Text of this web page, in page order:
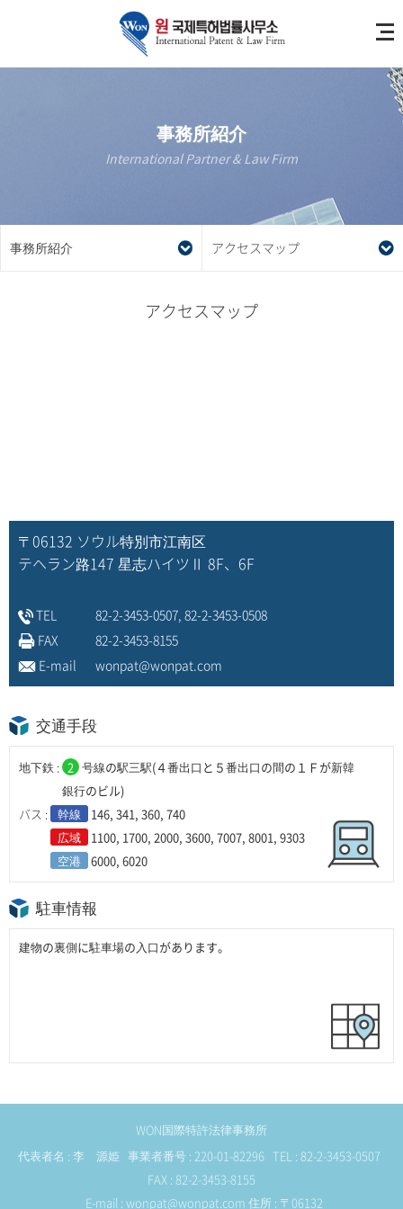
事務所紹介
International Partner & Law Firm
事務所紹介 アクセスマップ
アクセスマップ
〒06132 ソウル特別市江南区
テヘラン路147 星志ハイツⅡ 8F、6F
TEL
82-2-3453-0507, 82-2-3453-0508
FAX
82-2-3453-8155
E-mail
wonpat@wonpat.com
交通手段
地下鉄 : 2 号線の駅三駅(４番出口と５番出口の間の１Ｆが新韓
銀行のビル)
バス : 幹線
146, 341, 360, 740
広域
1100, 1700, 2000, 3600, 7007, 8001, 9303
空港 6000, 6020
駐車情報
建物の裏側に駐車場の入口があります。
WON国際特許法律事務所
代表者名 : 李 源姫 事業者番号 : 220-01-82296 TEL : 82-2-3453-0507
FAX : 82-2-3453-8155
E-mail : wonpat@wonpat.com 住所 : 〒06132